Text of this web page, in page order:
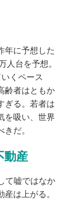
年に予想した
人台を予想。
くペース
齢者はともか
ぎる。若者は
を吸い、世界
だ。
動産
て嘘ではなか
は上がる。